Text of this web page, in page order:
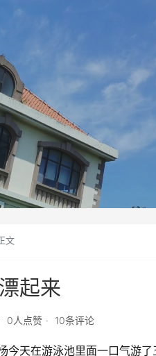
文
起来
0人点赞 10条评论
今天在游泳池里面一口气游